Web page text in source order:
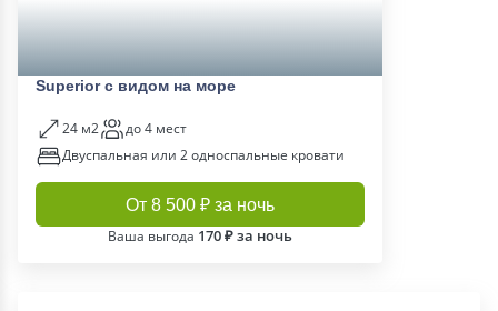
Superior c видом на море
24 м2
до 4 мест
Двуспальная или 2 односпальные кровати
От 8 500 ₽ за ночь
Ваша выгода 170 ₽ за ночь